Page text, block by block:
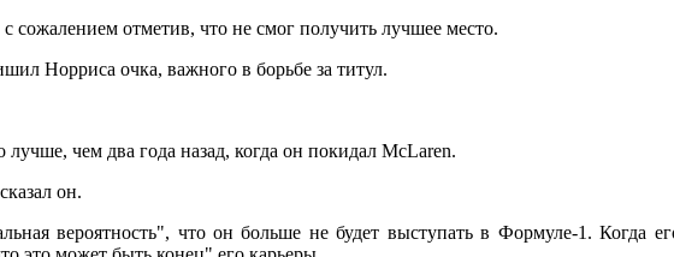
отметив, что не смог получить лучшее место.
Норриса очка, важного в борьбе за титул.
лучше, чем два года назад, когда он покидал McLaren.
он.
вероятность", что он больше не будет выступать в Формуле-1. Когда